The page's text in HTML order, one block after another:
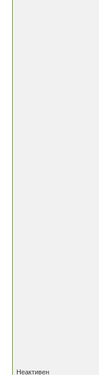
Неактивен